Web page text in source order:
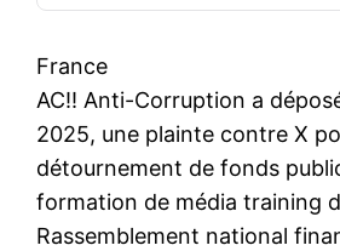
France
AC!! Anti-Corruption a
2025, une plainte contre X
détournement de fonds
formation de média training
Rassemblement national